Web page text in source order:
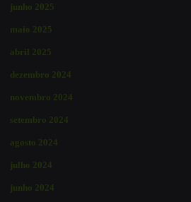
junho 2025
maio 2025
abril 2025
dezembro 2024
novembro 2024
setembro 2024
agosto 2024
julho 2024
junho 2024